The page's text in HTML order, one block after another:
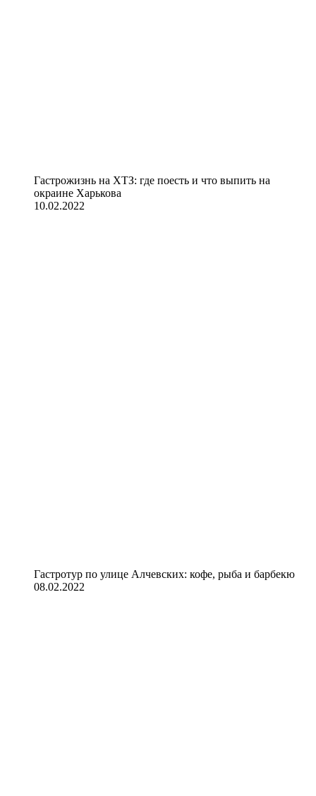
Гастрожизнь на ХТЗ: где поесть и что выпить на
окраине Харькова
10.02.2022
Гастротур по улице Алчевских: кофе, рыба и барбекю
08.02.2022